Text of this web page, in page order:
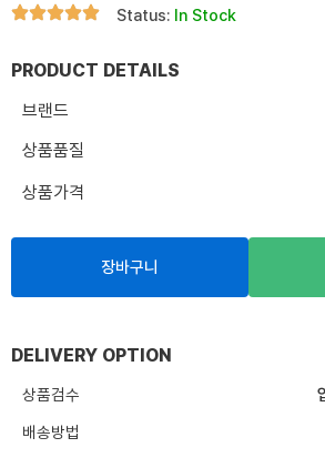
Status: In Stock
PRODUCT DETAILS
브랜드
상품품질
상품가격
장바구니
DELIVERY OPTION
상품검수
배송방법